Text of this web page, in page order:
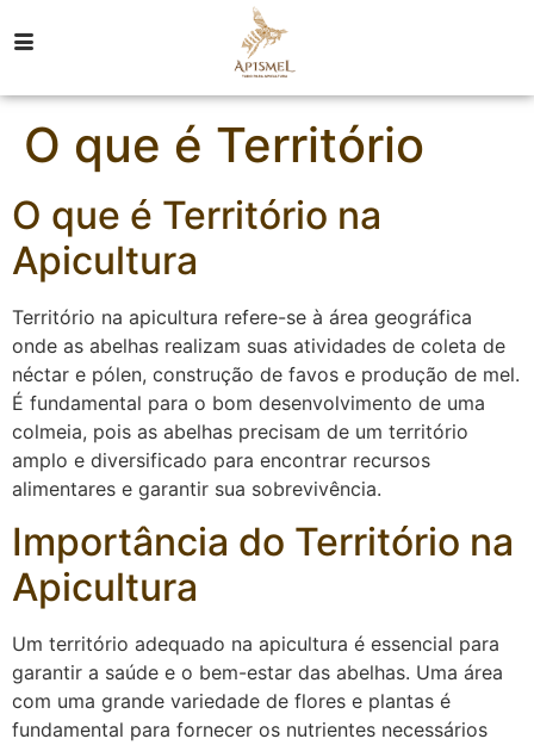
O que é Território
O que é Território na
Apicultura
Território na apicultura refere-se à área geográfica
onde as abelhas realizam suas atividades de coleta de
néctar e pólen, construção de favos e produção de mel.
É fundamental para o bom desenvolvimento de uma
colmeia, pois as abelhas precisam de um território
amplo e diversificado para encontrar recursos
alimentares e garantir sua sobrevivência.
Importância do Território na
Apicultura
Um território adequado na apicultura é essencial para
garantir a saúde e o bem-estar das abelhas. Uma área
com uma grande variedade de flores e plantas é
fundamental para fornecer os nutrientes necessários